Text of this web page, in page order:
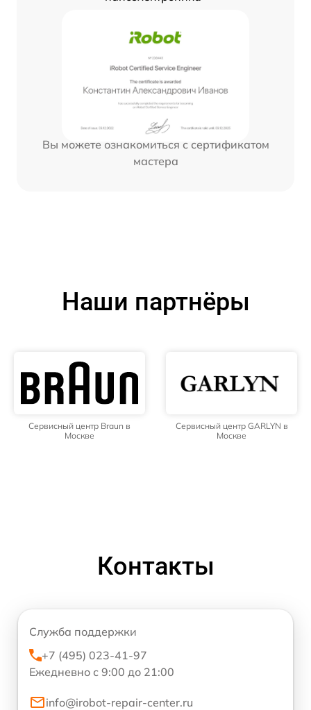
Вы можете ознакомиться с сертификатом
мастера
Наши партнёры
Сервисный центр Braun в
Москве
Сервисный центр GARLYN в
Москве
Контакты
Служба поддержки
+7 (495) 023-41-97
Ежедневно с 9:00 до 21:00
info@irobot-repair-center.ru